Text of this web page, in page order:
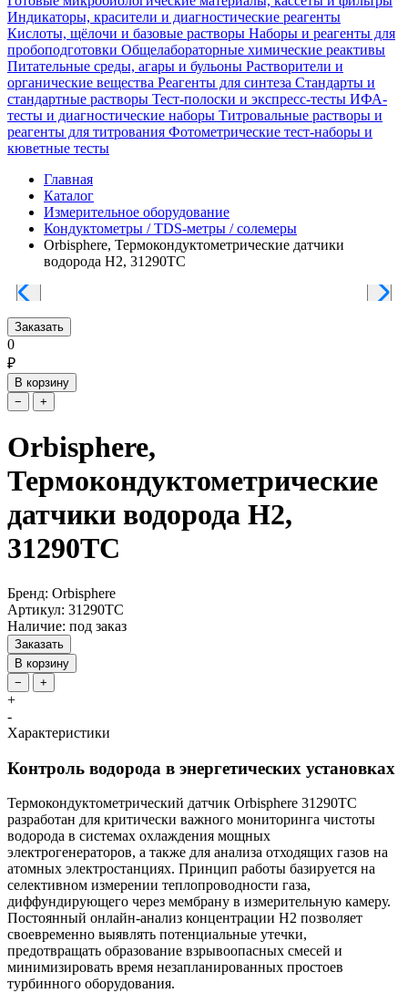
Индикаторы, красители и диагностические реагенты
Кислоты, щёлочи и базовые растворы Наборы и реагенты для
пробоподготовки Общелабораторные химические реактивы
Питательные среды, агары и бульоны Растворители и
органические вещества Реагенты для синтеза Стандарты и
стандартные растворы Тест-полоски и экспресс-тесты ИФА-
тесты и диагностические наборы Титровальные растворы и
реагенты для титрования Фотометрические тест-наборы и
кюветные тесты
Главная
Каталог
Измерительное оборудование
Кондуктометры / TDS-метры / солемеры
Orbisphere, Термокондуктометрические датчики
водорода H2, 31290TC
Заказать
0
₽
В корзину
−
+
Orbisphere,
Термокондуктометрические
датчики водорода H2,
31290TC
Бренд: Orbisphere
Артикул: 31290TC
Наличие: под заказ
Заказать
В корзину
−
+
+
-
Характеристики
Контроль водорода в энергетических установках
Термокондуктометрический датчик Orbisphere 31290TC
разработан для критически важного мониторинга чистоты
водорода в системах охлаждения мощных
электрогенераторов, а также для анализа отходящих газов на
атомных электростанциях. Принцип работы базируется на
селективном измерении теплопроводности газа,
диффундирующего через мембрану в измерительную камеру.
Постоянный онлайн-анализ концентрации H2 позволяет
своевременно выявлять потенциальные утечки,
предотвращать образование взрывоопасных смесей и
минимизировать время незапланированных простоев
турбинного оборудования.